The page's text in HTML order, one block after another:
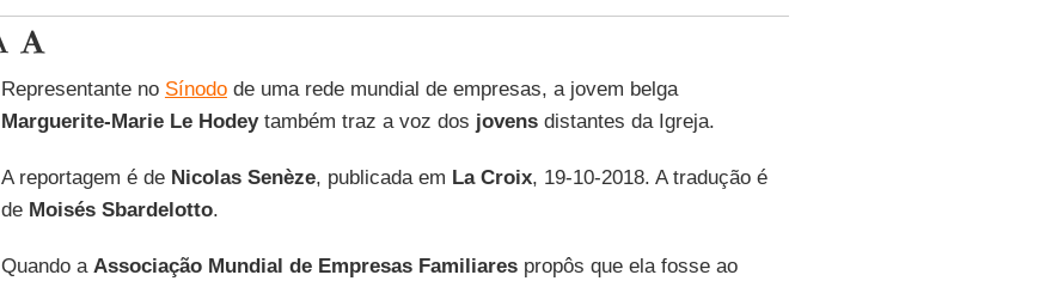
Representante no Sínodode uma rede mundial de empresas, a jovem belga
Marguerite-Marie Le Hodeytambém traz a voz dos jovensdistantes da Igreja.
A reportagem é de Nicolas Senèze, publicada em La Croix, 19-10-2018. A tradução é
de Moisés Sbardelotto.
Quando a Associação Mundial de Empresas Familiarespropôs que ela fosse ao